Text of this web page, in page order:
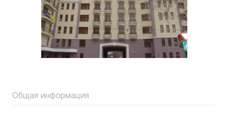
Общая информация